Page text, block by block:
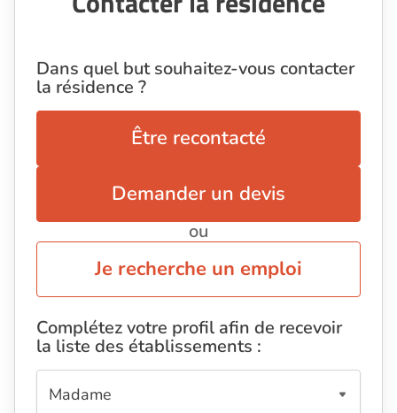
Dans quel but souhaitez-vous contacter
la résidence ?
Être recontacté
Demander un devis
ou
Je recherche un emploi
Complétez votre profil afin de recevoir
la liste des établissements :